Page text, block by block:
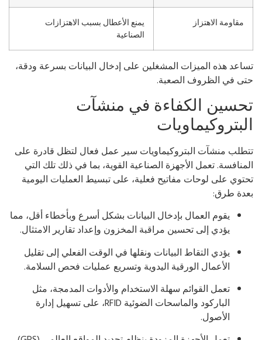
مقاومة الاهتزاز
يمنع الأعطال بسبب الاهتزازات
الصناعية
هذه الميزات المشغلين على إدخال البيانات بسرعة ودقة،
في الظروف الصعبة.
الكفاءة في منشآت
منشآت البتروكيماويات سير عمل فعال لتظل قادرة على
تعمل الأجهزة الصناعية القوية، بما في ذلك تلك التي
على لوحات مفاتيح فعلية، على تبسيط العمليات اليومية
طرق:
يقوم العمال بإدخال البيانات بشكل أسرع وبأخطاء أقل، مما
يؤدي إلى تحسين مراقبة المخزون وإعداد تقارير الامتثال.
يؤدي التقاط البيانات ونقلها في الوقت الفعلي إلى تقليل
الأعمال الورقية اليدوية وتسريع عمليات فحص السلامة.
تعمل القوائم سهلة الاستخدام والأدوات المدمجة، مثل
الباركود والماسحات الضوئية RFID، على تسهيل إدارة
الأصول.